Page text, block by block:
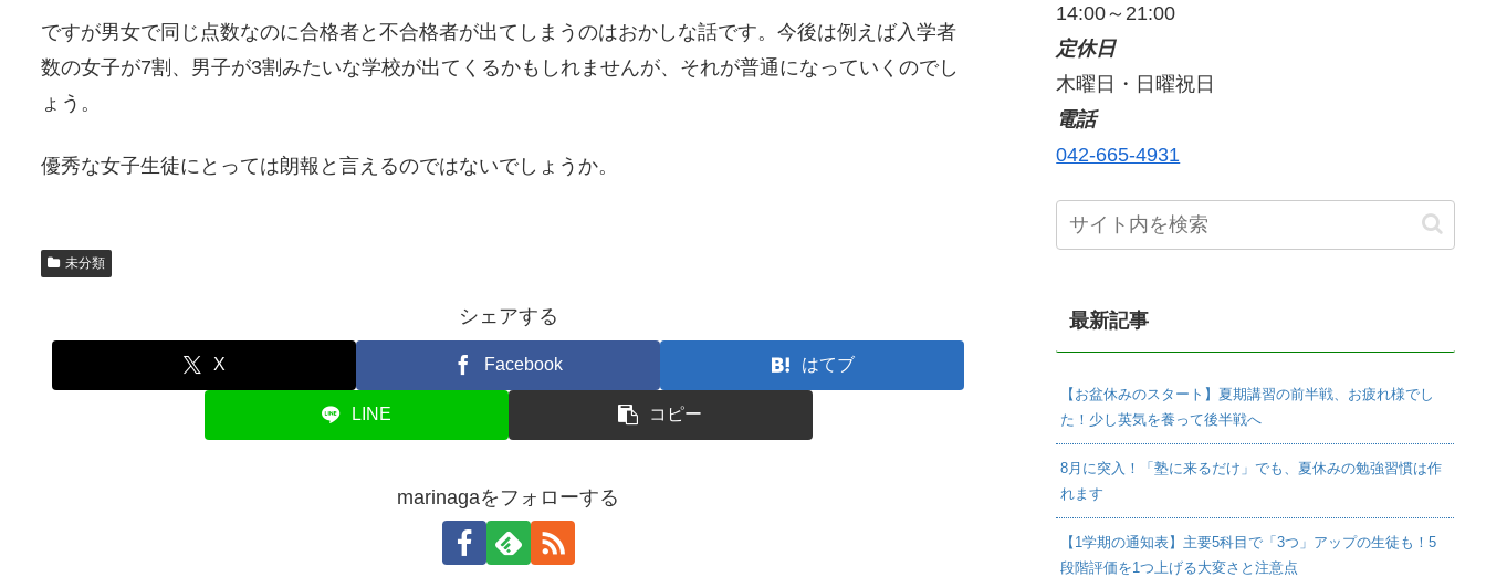
ですが男女で同じ点数なのに合格者と不合格者が出てしまうのはおかしな話です。今後は例えば入学者
数の女子が7割、男子が3割みたいな学校が出てくるかもしれませんが、それが普通になっていくのでし
ょう。
優秀な女子生徒にとっては朗報と言えるのではないでしょうか。
未分類
シェアする
X Facebook はてブ
LINE コピー
marinagaをフォローする
14:00～21:00
定休日
木曜日・日曜祝日
電話
042-665-4931
最新記事
【お盆休みのスタート】夏期講習の前半戦、お疲れ様でし
た！少し英気を養って後半戦へ
8月に突入！「塾に来るだけ」でも、夏休みの勉強習慣は作
れます
【1学期の通知表】主要5科目で「3つ」アップの生徒も！5
段階評価を1つ上げる大変さと注意点